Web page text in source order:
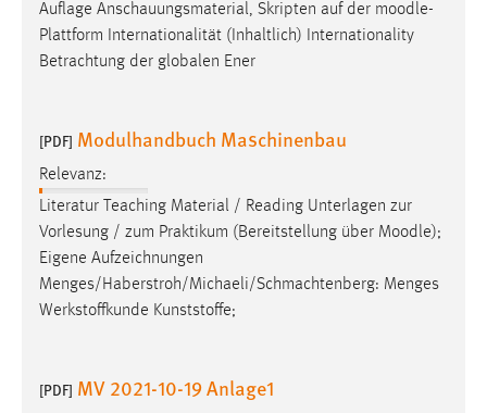
Auflage Anschauungsmaterial, Skripten auf der moodle-
Plattform Internationalität (Inhaltlich) Internationality
Betrachtung der globalen Ener
[PDF] Modulhandbuch Maschinenbau
Relevanz:
Literatur Teaching Material / Reading Unterlagen zur
Vorlesung / zum Praktikum (Bereitstellung über Moodle);
Eigene Aufzeichnungen
Menges/Haberstroh/Michaeli/Schmachtenberg: Menges
Werkstoffkunde Kunststoffe;
[PDF] MV 2021-10-19 Anlage1